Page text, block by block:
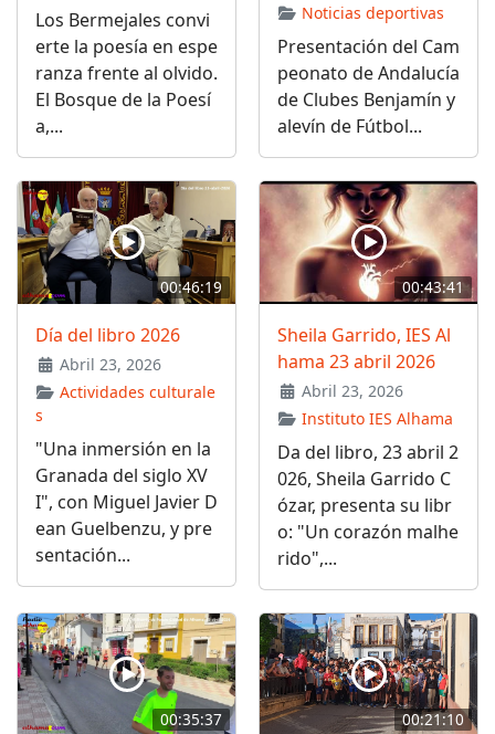
Los Bermejales convi
erte la poesía en espe
ranza frente al olvido.
El Bosque de la Poesí
a,...
Noticias deportivas
Presentación del Cam
peonato de Andalucía
de Clubes Benjamín y
alevín de Fútbol...
00:46:19
Día del libro 2026
Abril 23, 2026
Actividades culturale
s
"Una inmersión en la
Granada del siglo XV
I", con Miguel Javier D
ean Guelbenzu, y pre
sentación...
00:43:41
Sheila Garrido, IES Al
hama 23 abril 2026
Abril 23, 2026
Instituto IES Alhama
Da del libro, 23 abril 2
026, Sheila Garrido C
ózar, presenta su libr
o: "Un corazón malhe
rido",...
00:35:37 00:21:10